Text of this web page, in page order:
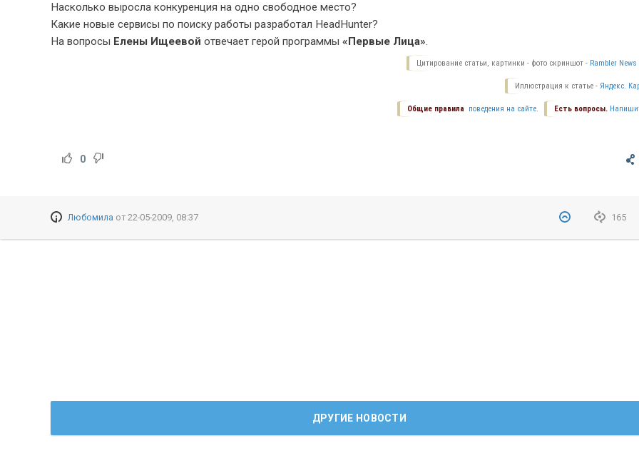
Насколько выросла конкуренция на одно свободное место?
Какие новые сервисы по поиску работы разработал HeadHunter?
На вопросы Елены Ищеевой отвечает герой программы «Первые Лица».
Цитирование статьи, картинки - фото скриншот - Rambler News
Иллюстрация к статье - Яндекс.
Есть вопросы.
Общие правила поведения на сайте.
0
165
Любомила от 22-05-2009, 08:37
ДРУГИЕ НОВОСТИ